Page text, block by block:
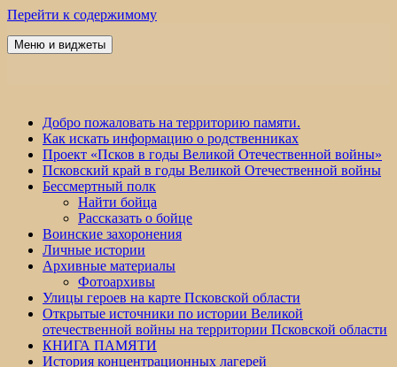
Перейти к содержимому
Победа 60
Меню и виджеты
Добро пожаловать на территорию памяти.
Как искать информацию о родственниках
Проект «Псков в годы Великой Отечественной войны»
Псковский край в годы Великой Отечественной войны
Бессмертный полк
Найти бойца
Рассказать о бойце
Воинские захоронения
Личные истории
Архивные материалы
Фотоархивы
Улицы героев на карте Псковской области
Открытые источники по истории Великой
отечественной войны на территории Псковской области
КНИГА ПАМЯТИ
История концентрационных лагерей